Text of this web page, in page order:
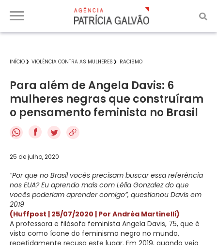
INÍCIO VIOLÊNCIA CONTRA AS MULHERES RACISMO
Para além de Angela Davis: 6
mulheres negras que construíram
o pensamento feminista no Brasil
f
25 de julho, 2020
“Por que no Brasil vocês precisam buscar essa referência
nos EUA? Eu aprendo mais com Lélia Gonzalez do que
vocês poderiam aprender comigo”, questionou Davis em
2019
(Huffpost | 25/07/2020 | Por Andréa Martinelli)
A professora e filósofa feminista Angela Davis, 75, que é
vista como ícone do feminismo negro no mundo,
repetidamente recusa este lugar. Em 2019, quando veio